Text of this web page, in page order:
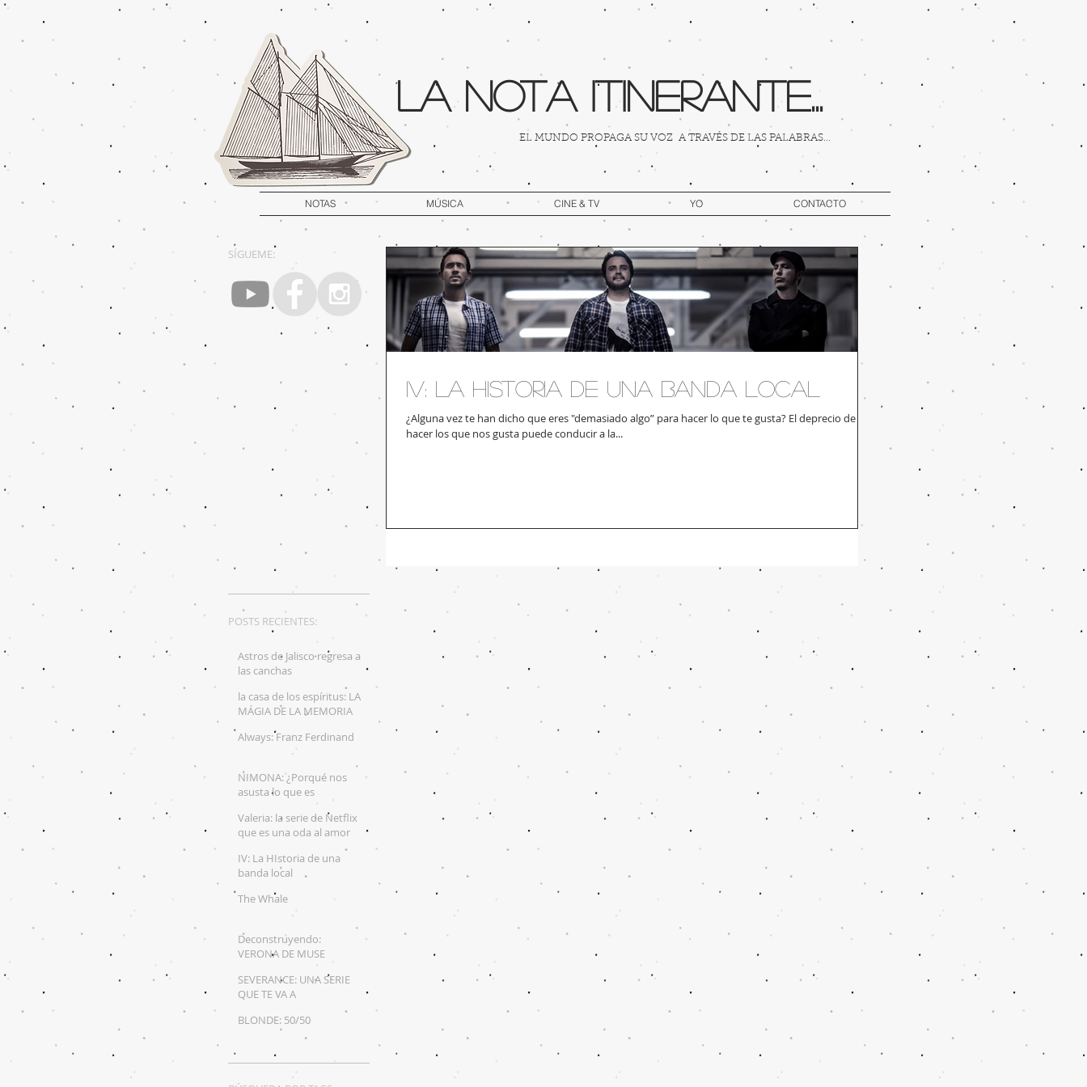
La Nota Itinerante...
EL MUNDO PROPAGA SU VOZ A TRAVÉS DE LAS PALABRAS...
NOTAS MÚSICA CINE & TV YO CONTACTO
SÍGUEME:
IV: La HIstoria de una banda local
¿Alguna vez te han dicho que eres "demasiado algo” para hacer lo que te gusta? El deprecio de
hacer los que nos gusta puede conducir a la...
POSTS RECIENTES:
Astros de Jalisco regresa a
las canchas
la casa de los espíritus: LA
MÁGIA DE LA MEMORIA
Always: Franz Ferdinand
NIMONA: ¿Porqué nos
asusta lo que es
Valeria: la serie de Netflix
que es una oda al amor
IV: La HIstoria de una
banda local
The Whale
Deconstruyendo:
VERONA DE MUSE
SEVERANCE: UNA SERIE
QUE TE VA A
BLONDE: 50/50